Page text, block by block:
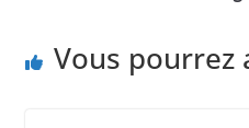
Vous pourrez